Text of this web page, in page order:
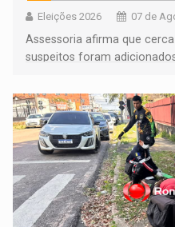
Eleições 2026 07 de
Assessoria afirma que
suspeitos foram
remover as contas